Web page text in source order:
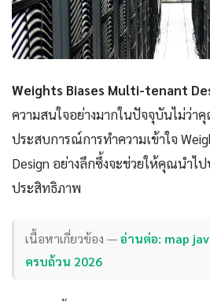
Weights Biases Multi-tenant
ความสนใจอย่างมากในปัจจุบันไม่ว่
ประสบการณ์การทำความเข้าใจ
Design อย่างลึกซึ้งจะช่วยให้คุณนำไ
ประสิทธิภาพ
เนื้อหาเกี่ยวข้อง —อ่านต่อ: map
ครบถ้วน 2026